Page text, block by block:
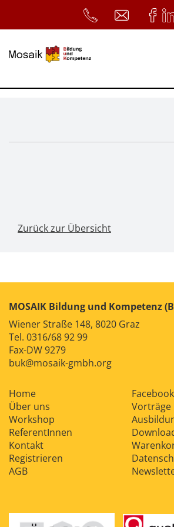
33. Heilpädagogischer
Home
Download
Zurück zur Übersicht
MOSAIK Bildung und Kompetenz
Wiener Straße 148, 8020 Graz
Tel. 0316/68 92 99
Fax-DW 9279
buk@mosaik-gmbh.org
Home
Facebook
Über uns
Vorträge
Workshop
ReferentInnen
Kontakt
Registrieren
AGB